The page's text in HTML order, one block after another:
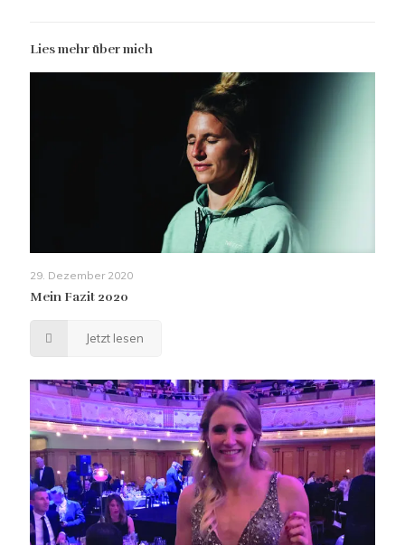
Lies mehr über mich
29. Dezember 2020
Mein Fazit 2020
Jetzt lesen